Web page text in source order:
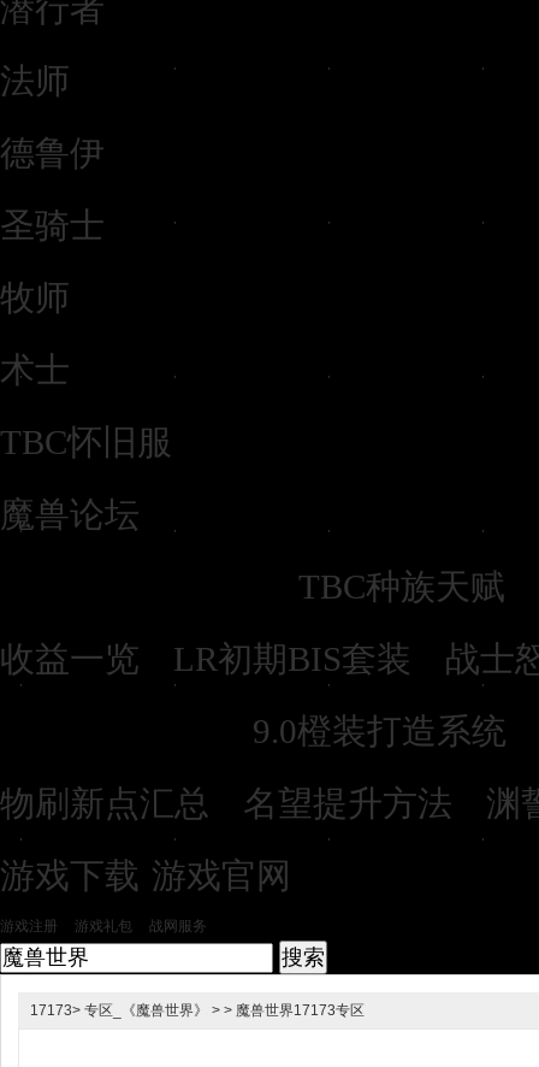
潜行者
法师
德鲁伊
圣骑士
牧师
术士
TBC怀旧服
魔兽论坛
TBC种族天赋
收益一览 LR初期BIS套装 战士
9.0橙装打造系统
物刷新点汇总 名望提升方法
渊
游戏下载 游戏官网
游戏注册 游戏礼包 战网服务
17173> 专区_《魔兽世界》 > > 魔兽世界17173专区